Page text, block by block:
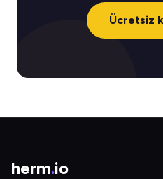
Ücretsiz
herm.io